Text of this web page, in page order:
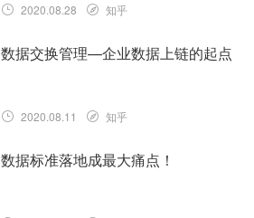
2020.08.28 知乎
数据交换管理—企业数据上链的起点
2020.08.11 知乎
数据标准落地成最大痛点！